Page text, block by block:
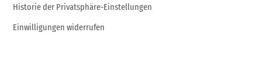
Historie der Privatsphäre-Einstellungen
Einwilligungen widerrufen